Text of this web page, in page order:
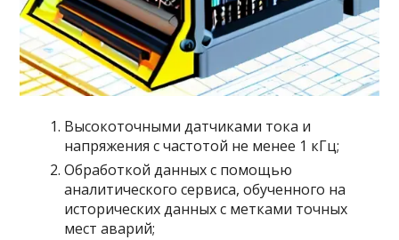
Высокоточными датчиками тока и
напряжения с частотой не менее 1 кГц;
Обработкой данных с помощью
аналитического сервиса, обученного на
исторических данных с метками точных
мест аварий;